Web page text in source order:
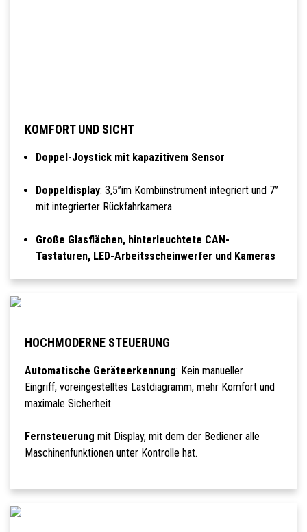
KOMFORT UND SICHT
Doppel-Joystick mit kapazitivem Sensor
Doppeldisplay: 3,5’’im Kombiinstrument integriert und 7’’
mit integrierter Rückfahrkamera
Große Glasflächen, hinterleuchtete CAN-
Tastaturen, LED-Arbeitsscheinwerfer und Kameras
HOCHMODERNE STEUERUNG
Automatische Geräteerkennung: Kein manueller
Eingriff, voreingestelltes Lastdiagramm, mehr Komfort und
maximale Sicherheit.
Fernsteuerung mit Display, mit dem der Bediener alle
Maschinenfunktionen unter Kontrolle hat.